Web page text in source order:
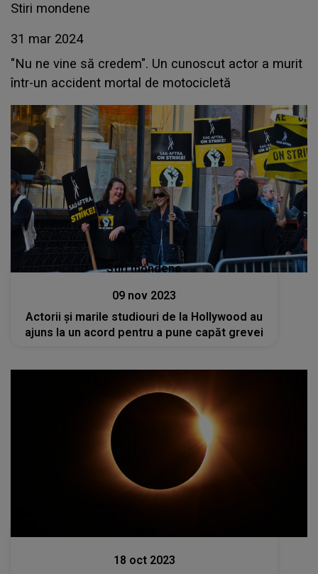
Stiri mondene
31 mar 2024
"Nu ne vine să credem". Un cunoscut actor a murit
într-un accident mortal de motocicletă
Stiri mondene
09 nov 2023
Actorii şi marile studiouri de la Hollywood au
ajuns la un acord pentru a pune capăt grevei
18 oct 2023